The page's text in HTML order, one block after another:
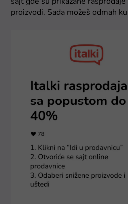
sajt gde su prikazane
proizvodi. Sada možeš odmah